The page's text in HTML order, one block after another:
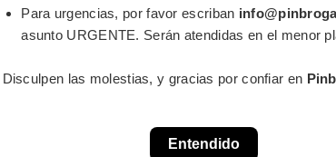
Para urgencias, por favor escriban
asunto URGENTE. Serán atendidas en el menor
Disculpen las molestias, y gracias por confiar en
Entendido